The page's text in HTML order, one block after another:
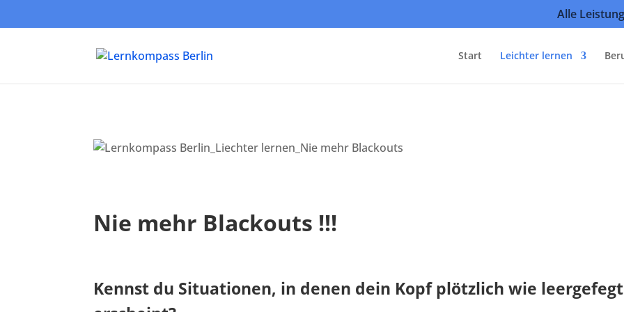
Alle
Start Leichter lernen
Nie mehr Blackouts !!!
Kennst du Situationen, in denen dein Kopf plötzlich wie leergefegt